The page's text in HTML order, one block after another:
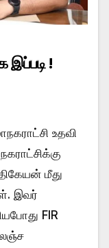
இப்படி !
உதவி
மீது
இவர்
FIR